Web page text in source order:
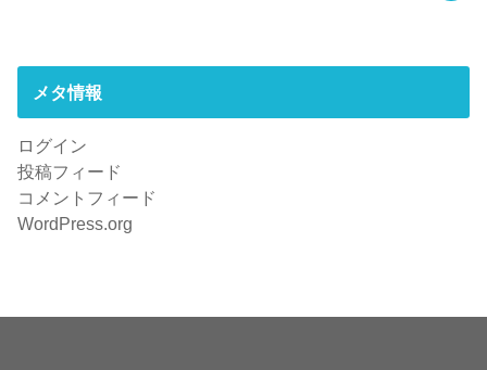
メタ情報
ログイン
投稿フィード
コメントフィード
WordPress.org